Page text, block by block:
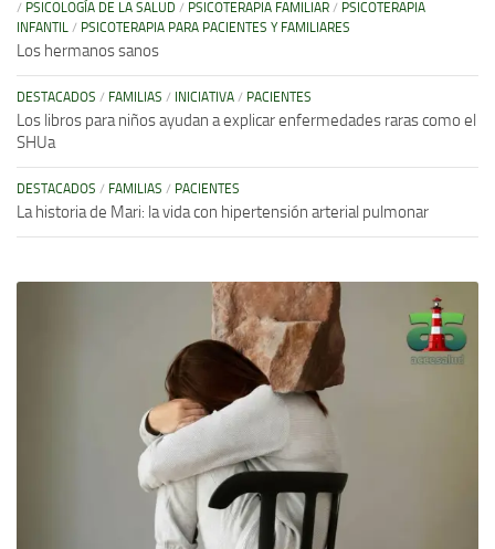
/ PSICOLOGÍA DE LA SALUD / PSICOTERAPIA FAMILIAR / PSICOTERAPIA
INFANTIL / PSICOTERAPIA PARA PACIENTES Y FAMILIARES
Los hermanos sanos
DESTACADOS / FAMILIAS / INICIATIVA / PACIENTES
Los libros para niños ayudan a explicar enfermedades raras como el
SHUa
DESTACADOS / FAMILIAS / PACIENTES
La historia de Mari: la vida con hipertensión arterial pulmonar